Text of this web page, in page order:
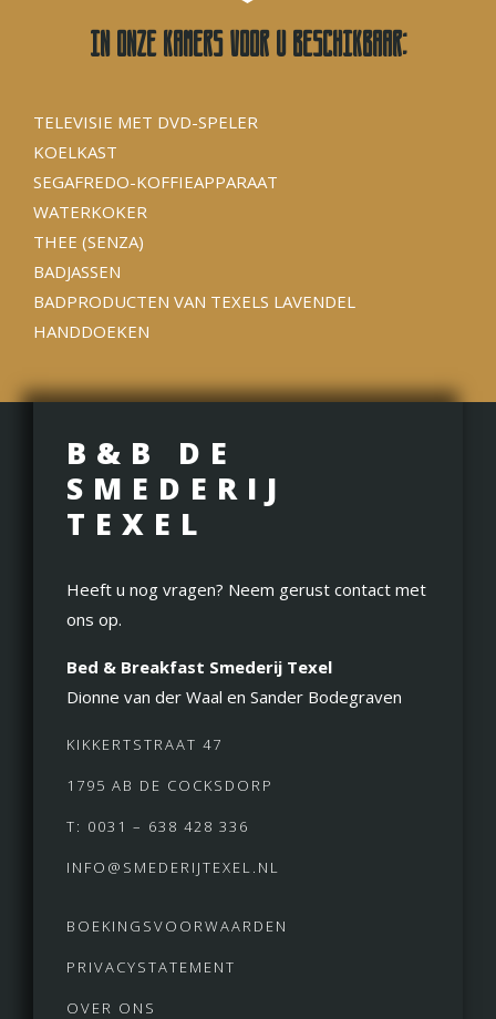
In onze kamers voor u beschikbaar:
TELEVISIE MET DVD-SPELER
KOELKAST
SEGAFREDO-KOFFIEAPPARAAT
WATERKOKER
THEE (SENZA)
BADJASSEN
BADPRODUCTEN VAN TEXELS LAVENDEL
HANDDOEKEN
B&B DE
SMEDERIJ
TEXEL
Heeft u nog vragen? Neem gerust contact met
ons op.
Bed & Breakfast Smederij Texel
Dionne van der Waal en Sander Bodegraven
KIKKERTSTRAAT 47
1795 AB DE COCKSDORP
T: 0031 – 638 428 336
INFO@SMEDERIJTEXEL.NL
BOEKINGSVOORWAARDEN
PRIVACYSTATEMENT
OVER ONS